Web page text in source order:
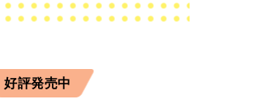
好評発売中